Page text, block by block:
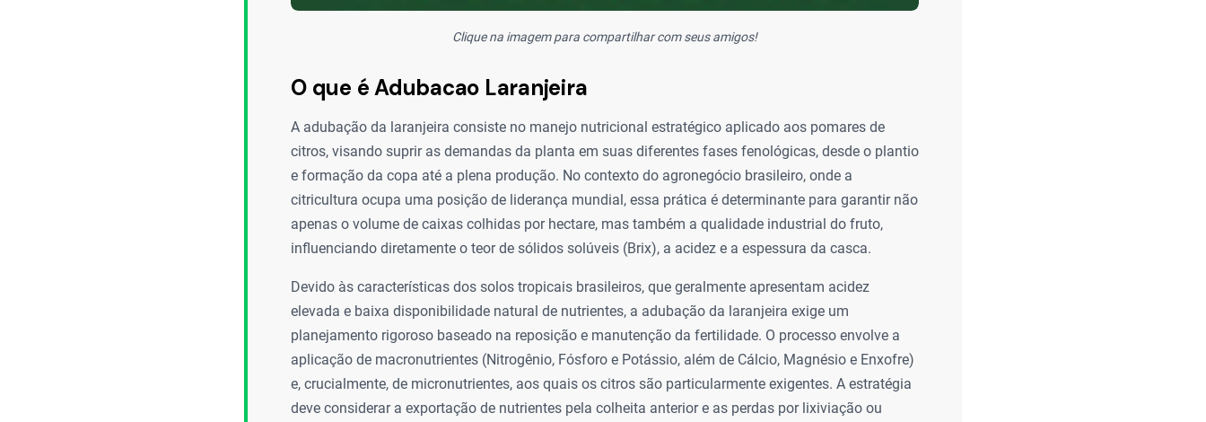
Clique na imagem para compartilhar com seus amigos!
O que é Adubacao Laranjeira
A adubação da laranjeira consiste no manejo nutricional estratégico aplicado aos pomares de
citros, visando suprir as demandas da planta em suas diferentes fases fenológicas, desde o plantio
e formação da copa até a plena produção. No contexto do agronegócio brasileiro, onde a
citricultura ocupa uma posição de liderança mundial, essa prática é determinante para garantir não
apenas o volume de caixas colhidas por hectare, mas também a qualidade industrial do fruto,
influenciando diretamente o teor de sólidos solúveis (Brix), a acidez e a espessura da casca.
Devido às características dos solos tropicais brasileiros, que geralmente apresentam acidez
elevada e baixa disponibilidade natural de nutrientes, a adubação da laranjeira exige um
planejamento rigoroso baseado na reposição e manutenção da fertilidade. O processo envolve a
aplicação de macronutrientes (Nitrogênio, Fósforo e Potássio, além de Cálcio, Magnésio e Enxofre)
e, crucialmente, de micronutrientes, aos quais os citros são particularmente exigentes. A estratégia
deve considerar a exportação de nutrientes pela colheita anterior e as perdas por lixiviação ou